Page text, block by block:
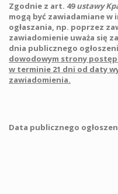
Zgodnie z art. 49ustawy
mogą być zawiadamiane
ogłaszania, np. poprzez
zawiadomienie uważa się
dnia publicznego
dowodowym strony
w terminie 21 dni od daty
zawiadomienia.
Data publicznego